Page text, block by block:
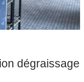
dégraissage